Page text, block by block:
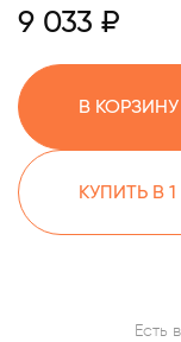
9 033 ₽
В КОРЗИНУ
КУПИТЬ В
Есть